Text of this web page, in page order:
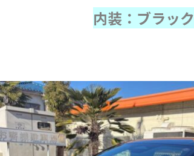
内装：ブラック